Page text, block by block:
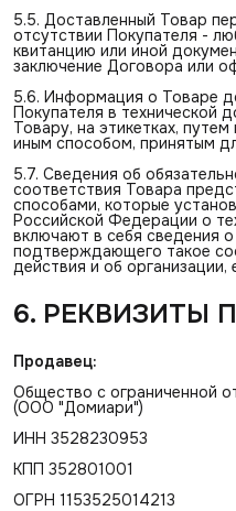
5.5. Доставленный Товар
отсутствии Покупателя -
квитанцию или иной
заключение Договора или
5.6. Информация о Товаре
Покупателя в технической
Товару, на этикетках,
иным способом, принятым
5.7. Сведения об
соответствия Товара
способами, которые
Российской Федерации о
включают в себя сведения
подтверждающего такое
действия и об организации,
6. РЕКВИЗИТЫ
Продавец:
Общество с ограниченной
(ООО "Домиари")
ИНН 3528230953
КПП 352801001
ОГРН 1153525014213